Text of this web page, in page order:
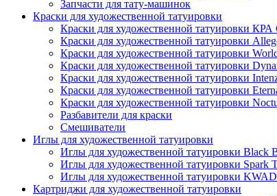
Запчасти для тату-машинок
Краски для художественной татуировки
Краски для художественной татуировки
Краски для художественной татуировки
Краски для художественной татуировки
Краски для художественной татуировки
Краски для художественной татуировки
Краски для художественной татуировки
Краски для художественной татуировки
Разбавители для краски
Смешиватели
Иглы для художественной татуировки
Иглы для художественной татуировки Black
Иглы для художественной татуировки Spark
Иглы для художественной татуировки
Картриджи для художественной татуировки